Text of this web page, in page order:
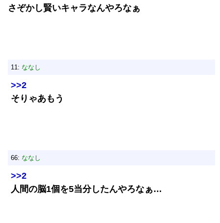
さぞかし賢いキャラなんやろなぁ
11: ななし
>>2
そりゃあもう
66: ななし
>>2
人間の脳1個を5当分したんやろなぁ…